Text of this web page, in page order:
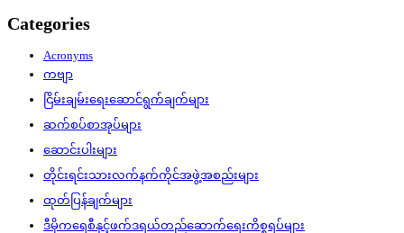
Categories
Acronyms
ကဗျာ
ငြိမ်းချမ်းရေးဆောင်ရွက်ချက်များ
ဆက်စပ်စာအုပ်များ
ဆောင်းပါးများ
တိုင်းရင်းသားလက်နက်ကိုင်အဖွဲ့အစည်းများ
ထုတ်ပြန်ချက်များ
ဒီမိုကရေစီနှင့်ဖက်ဒရယ်တည်ဆောက်‌ရေးကိစ္စရပ်များ